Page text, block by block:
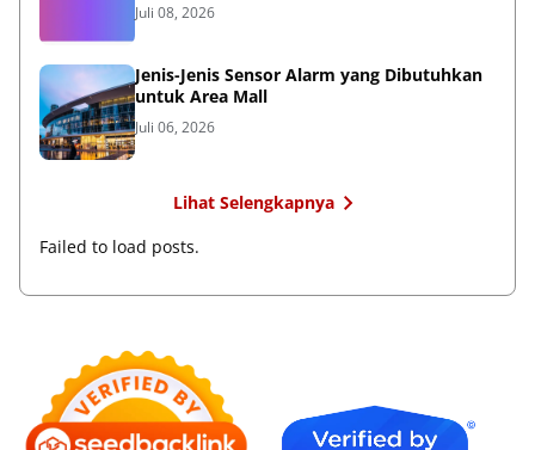
Juli 08, 2026
Jenis-Jenis Sensor Alarm yang Dibutuhkan
untuk Area Mall
Juli 06, 2026
Lihat Selengkapnya
Failed to load posts.